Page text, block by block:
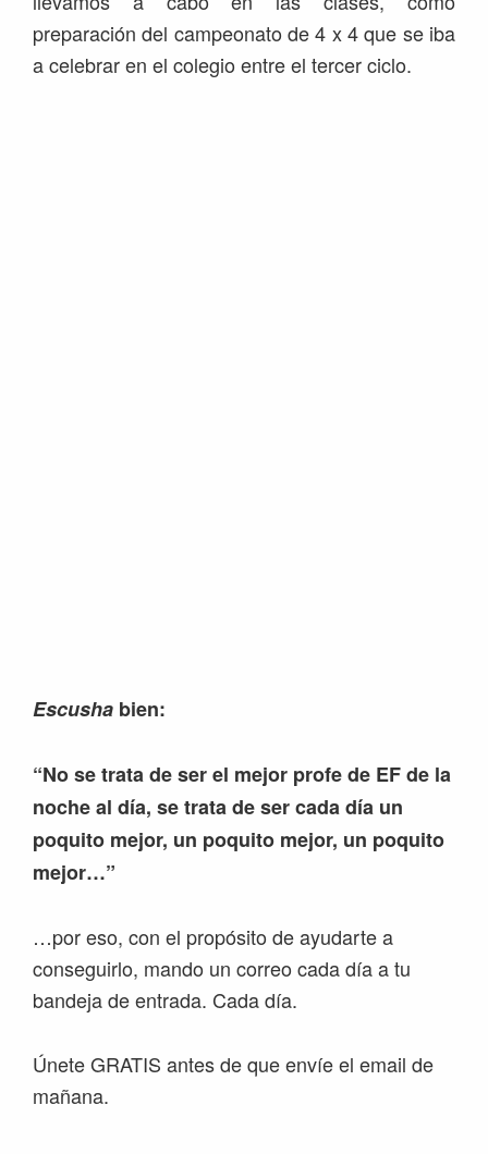
preparación del campeonato de 4 x 4 que se iba
a celebrar en el colegio entre el tercer ciclo.
Escusha bien:
“No se trata de ser el mejor profe de EF de la
noche al día, se trata de ser cada día un
poquito mejor, un poquito mejor, un poquito
mejor…”
…por eso, con el propósito de ayudarte a
conseguirlo, mando un correo cada día a tu
bandeja de entrada. Cada día.
Únete GRATIS antes de que envíe el email de
mañana.